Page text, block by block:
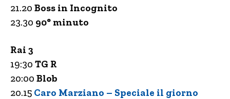
21.20 Boss in Incognito
23.30 90° minuto
Rai 3
19:30 TG R
20:00 Blob
20.15 Caro Marziano – Speciale il giorno